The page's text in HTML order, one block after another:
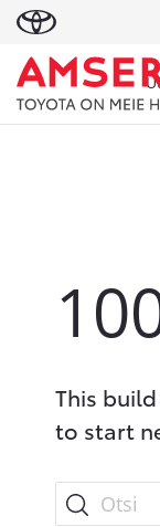
This
to start